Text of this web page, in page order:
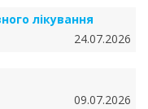
лікування
24.07.2026
09.07.2026